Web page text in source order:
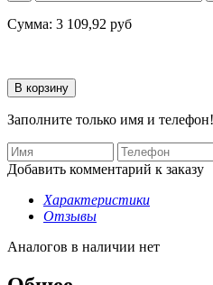
Сумма: 3 109,92 руб
Заполните только имя и телефон!
Добавить комментарий к заказу
Характеристики
Отзывы
Аналогов в наличии нет